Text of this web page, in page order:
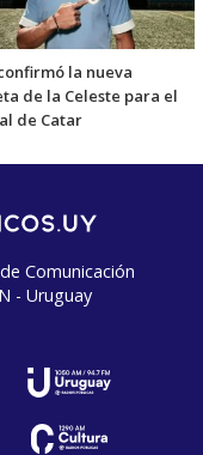
la nueva
de la Celeste para el
de Catar
Comunicación
- Uruguay